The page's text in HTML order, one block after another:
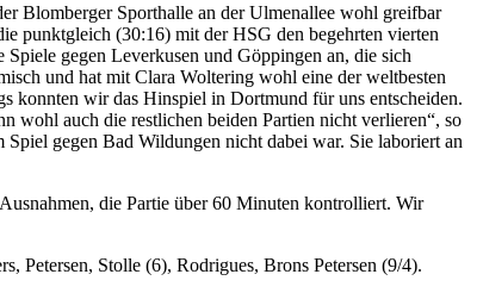
Blomberger Sporthalle an der Ulmenallee wohl greifbar
punktgleich (30:16) mit der HSG den begehrten vierten
gegen Leverkusen und Göppingen an, die sich
und hat mit Clara Woltering wohl eine der weltbesten
konnten wir das Hinspiel in Dortmund für uns entscheiden.
wohl auch die restlichen beiden Partien nicht verlieren“, so
gegen Bad Wildungen nicht dabei war. Sie laboriert an
die Partie über 60 Minuten kontrolliert. Wir
Petersen, Stolle (6), Rodrigues, Brons Petersen (9/4).